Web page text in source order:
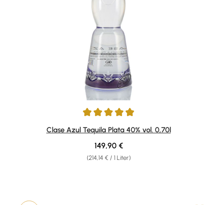
Durchschnittliche Bewertung von 5 von 5 Sternen
Clase Azul Tequila Plata 40% vol. 0,70l
(214,14 € / 1 Liter)
Regulärer Preis:
149,90 €